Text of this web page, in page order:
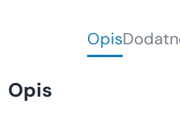
Opis
Opis